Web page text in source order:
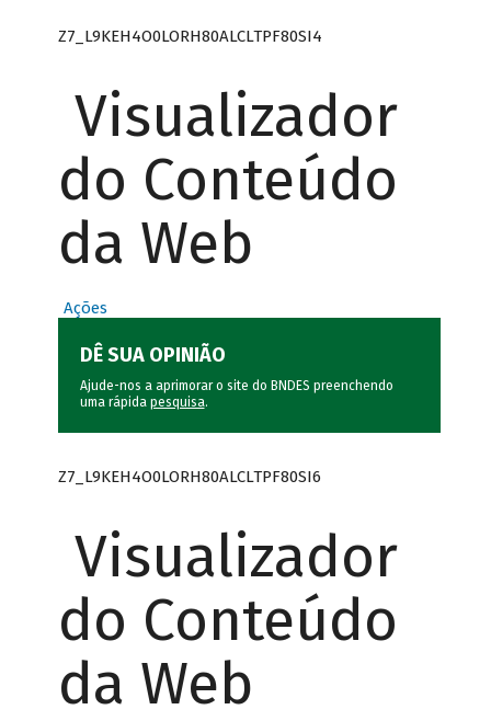
Z7_L9KEH4O0LORH80ALCLTPF80SI4
Visualizador
do Conteúdo
da Web
Ações
DÊ SUA OPINIÃO
Ajude-nos a aprimorar o site do BNDES preenchendo
uma rápida pesquisa.
Z7_L9KEH4O0LORH80ALCLTPF80SI6
Visualizador
do Conteúdo
da Web